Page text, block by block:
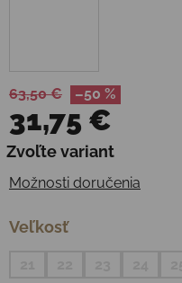
63,50 € –50 %
31,75 €
Jednotková cena:
Zvoľte variant
Možnosti doručenia
Veľkosť